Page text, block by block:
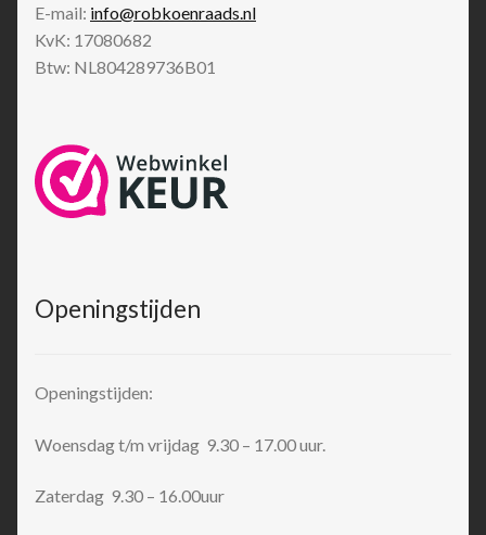
E-mail: info@robkoenraads.nl
KvK: 17080682
Btw: NL804289736B01
Openingstijden
Openingstijden:
Woensdag t/m vrijdag 9.30 – 17.00 uur.
Zaterdag 9.30 – 16.00uur